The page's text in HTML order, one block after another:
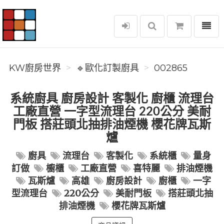
KW廚房世界
選單
KW廚房世界 🔹歐化訂製廚具 002865
系統廚具 廚房設計 客製化 廚櫃 流理台
工廠直營 一字型流理台 220公分 美耐
門板 搭莊頭北抽排油煙機 櫻花牌瓦斯
爐
廚具 流理台 客製化 系統櫃
量身
訂做
櫥櫃 工廠直營 喜特麗
排油煙機
瓦斯爐
高雄 廚房設計 廚櫃
一字
型流理台
220公分 美耐門板
搭莊頭北抽
排油煙機
櫻花牌瓦斯爐